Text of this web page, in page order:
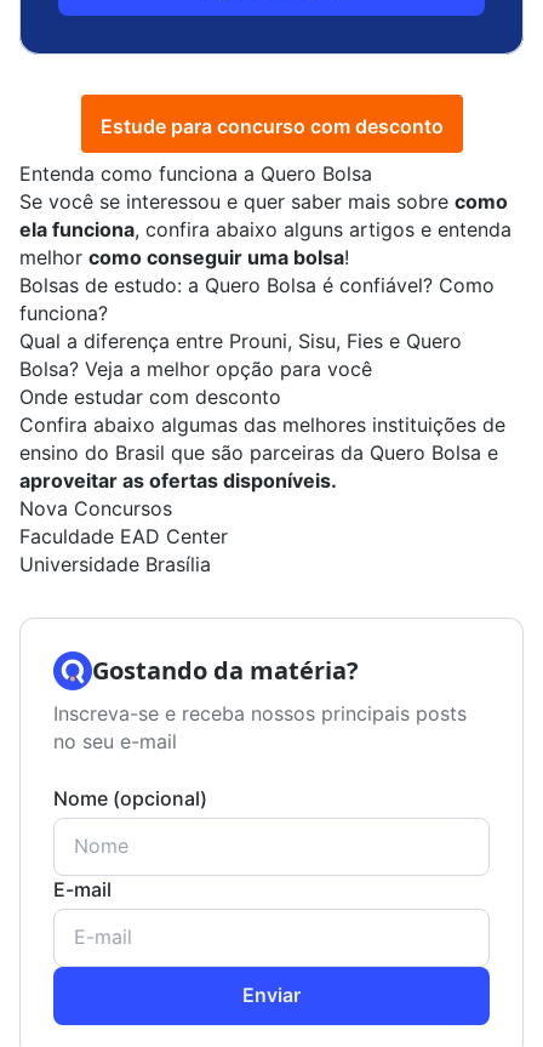
Estude para concurso com desconto
Entenda como funciona a Quero Bolsa
Se você se interessou e quer saber mais sobre como
ela funciona, confira abaixo alguns artigos e entenda
melhor como conseguir uma bolsa!
Bolsas de estudo: a Quero Bolsa é confiável? Como
funciona?
Qual a diferença entre Prouni, Sisu, Fies e Quero
Bolsa? Veja a melhor opção para você
Onde estudar com desconto
Confira abaixo algumas das melhores instituições de
ensino do Brasil que são parceiras da Quero Bolsa e
aproveitar as ofertas disponíveis.
Nova Concursos
Faculdade EAD Center
Universidade Brasília
Gostando da matéria?
Inscreva-se e receba nossos principais posts
no seu e-mail
Nome (opcional)
E-mail
Enviar